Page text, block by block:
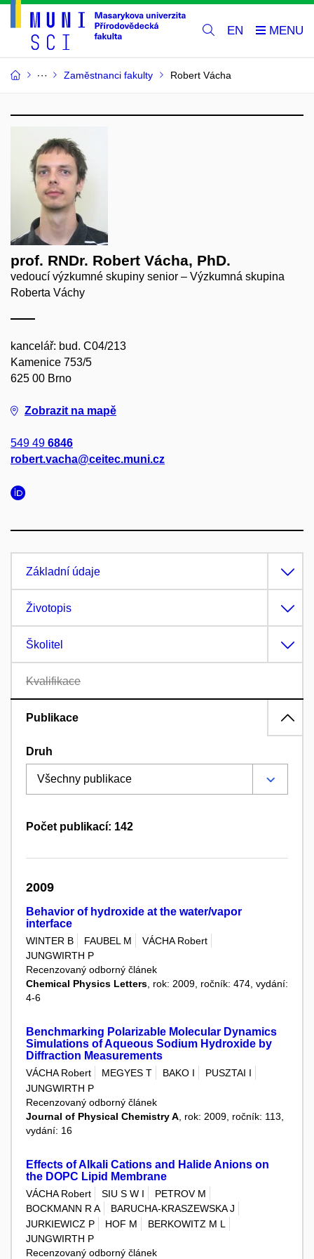
EN
Zaměstnanci fakulty Robert Vácha
prof. RNDr. Robert Vácha, PhD.
vedoucí výzkumné skupiny senior – Výzkumná skupina
Roberta Váchy
kancelář: bud. C04/213
Kamenice 753/5
625 00 Brno
Zobrazit na mapě
549 49 6846
robert.vacha@ceitec.muni.cz
Základní údaje
Životopis
Školitel
Kvalifikace
Publikace
Druh
Počet publikací: 142
2009
Behavior of hydroxide at the water/vapor
interface
WINTER B FAUBEL M
VÁCHA Robert
JUNGWIRTH P
Recenzovaný odborný článek
Chemical Physics Letters , rok: 2009, ročník: 474, vydání:
4-6
Benchmarking Polarizable Molecular Dynamics
Simulations of Aqueous Sodium Hydroxide by
Diffraction Measurements
VÁCHA Robert MEGYES T BAKO I
PUSZTAI I
JUNGWIRTH P
Recenzovaný odborný článek
Journal of Physical Chemistry A , rok: 2009, ročník: 113,
vydání: 16
Effects of Alkali Cations and Halide Anions on
the DOPC Lipid Membrane
VÁCHA Robert SIU S W I
PETROV M
BOCKMANN R A
BARUCHA-KRASZEWSKA J
JURKIEWICZ P
HOF M
BERKOWITZ M L
JUNGWIRTH P
Recenzovaný odborný článek